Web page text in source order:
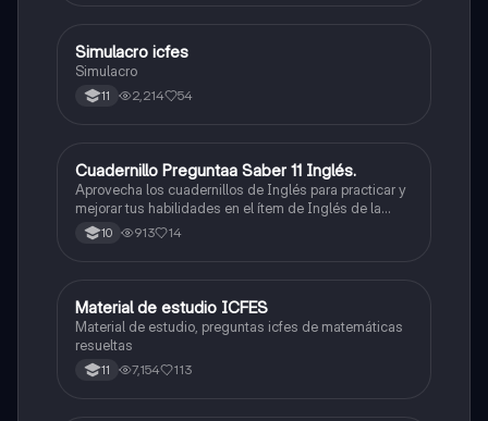
ICFES: Lectura Crítica
Simulacro icfes
Simulacro
11 2,214 54
ICFES: Inglés
Cuadernillo Preguntaa Saber 11 Inglés.
Aprovecha los cuadernillos de Inglés para practicar y
mejorar tus habilidades en el ítem de Inglés de la
Prueba Saber 11. 🫡
10 913 14
ICFES: Matemáticas
Material de estudio ICFES
Material de estudio, preguntas icfes de matemáticas
resueltas
11 7,154 113